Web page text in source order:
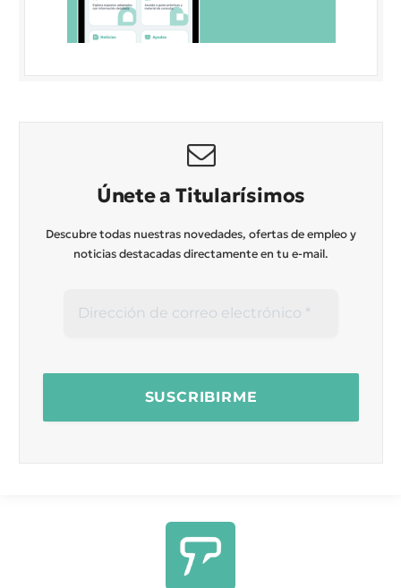
Únete a Titularísimos
Descubre todas nuestras novedades, ofertas de empleo y
noticias destacadas directamente en tu e-mail.